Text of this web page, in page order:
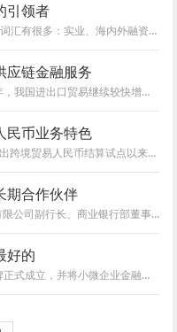
引领者
提及中信银行，给人印象深刻的词汇有很多：实业、海内外融资、股份制商行、红色资本家……比起众多百年老店而言，或许中信银行25周年的历史还很
应链金融服务
世界经济迷局纷繁复杂。2011年，我国进出口贸易继续较快增长，全年进出口总值36420.6亿美元，同比增长22.5%，其中出口增长1.89万亿美元，进口增长1.74
民币业务特色
自2009年7月，中国人民银行推出跨境贸易人民币结算试点以来，该项目已取得丰硕成绩。总部位居改革开放最前沿??深圳的招商银行，自然也携风雷之势
期合作伙伴
张建南 现任花旗银行（中国）有限公司副行长、商业银行部董事总经理。 1995年加入花旗银行，在金融服务领域有着19年的丰富经验，其中的5年任职于
好的
2007年，中国邮政储蓄银行挂牌正式成立，并将小微企业金融服务定位为邮储银行的生存之道和发展之本。相对国内众多的大型国有和商业银行对中小企